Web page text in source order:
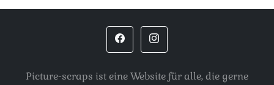
Picture-scraps ist eine Website für alle, die gerne